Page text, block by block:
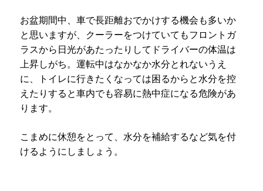
お盆期間中、車で長距離おでかけする機会も多いか
と思いますが、クーラーをつけていてもフロントガ
ラスから日光があたったりしてドライバーの体温は
上昇しがち。運転中はなかなか水分とれないうえ
に、トイレに行きたくなっては困るからと水分を控
えたりすると車内でも容易に熱中症になる危険があ
ります。
こまめに休憩をとって、水分を補給するなど気を付
けるようにしましょう。